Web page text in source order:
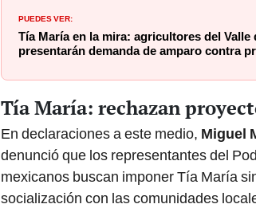
PUEDES VER:
Tía María en la mira: agricultores del Valle
presentarán demanda de amparo contra
Tía María: rechazan
En declaraciones a este medio, Miguel
denunció que los representantes del
mexicanos buscan imponer Tía María
socialización con las comunidades